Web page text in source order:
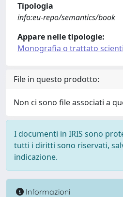
Tipologia
info:eu-repo/semantics/book
Appare nelle tipologie:
Monografia o trattato
File in questo prodotto:
Non ci sono file associati a
I documenti in IRIS sono
tutti i diritti sono riservati,
indicazione.
Informazioni